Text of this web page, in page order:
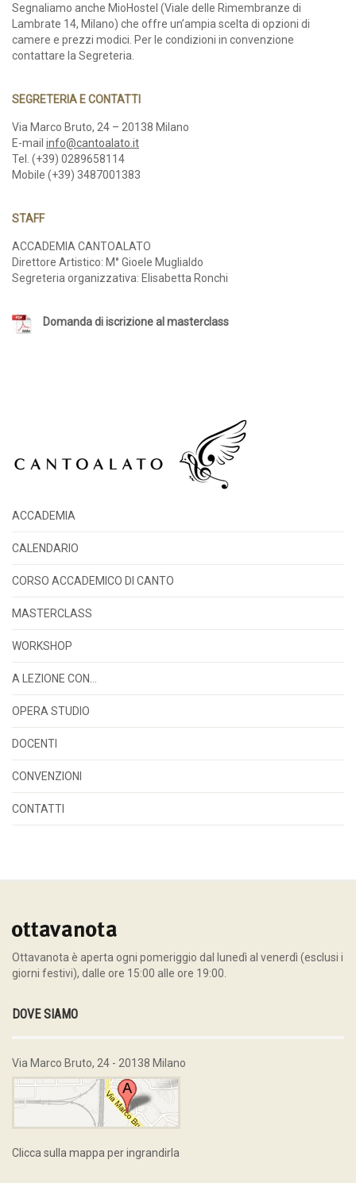
Segnaliamo anche MioHostel (Viale delle Rimembranze di
Lambrate 14, Milano) che offre un’ampia scelta di opzioni di
camere e prezzi modici. Per le condizioni in convenzione
contattare la Segreteria.
SEGRETERIA E CONTATTI
Via Marco Bruto, 24 – 20138 Milano
E-mail info@cantoalato.it
Tel. (+39) 0289658114
Mobile (+39) 3487001383
STAFF
ACCADEMIA CANTOALATO
Direttore Artistico: M° Gioele Muglialdo
Segreteria organizzativa: Elisabetta Ronchi
Domanda di iscrizione al masterclass
ACCADEMIA
CALENDARIO
CORSO ACCADEMICO DI CANTO
MASTERCLASS
WORKSHOP
A LEZIONE CON…
OPERA STUDIO
DOCENTI
CONVENZIONI
CONTATTI
Ottavanota è aperta ogni pomeriggio dal lunedì al venerdì (esclusi i
giorni festivi), dalle ore 15:00 alle ore 19:00.
DOVE SIAMO
Via Marco Bruto, 24 - 20138 Milano
Clicca sulla mappa per ingrandirla